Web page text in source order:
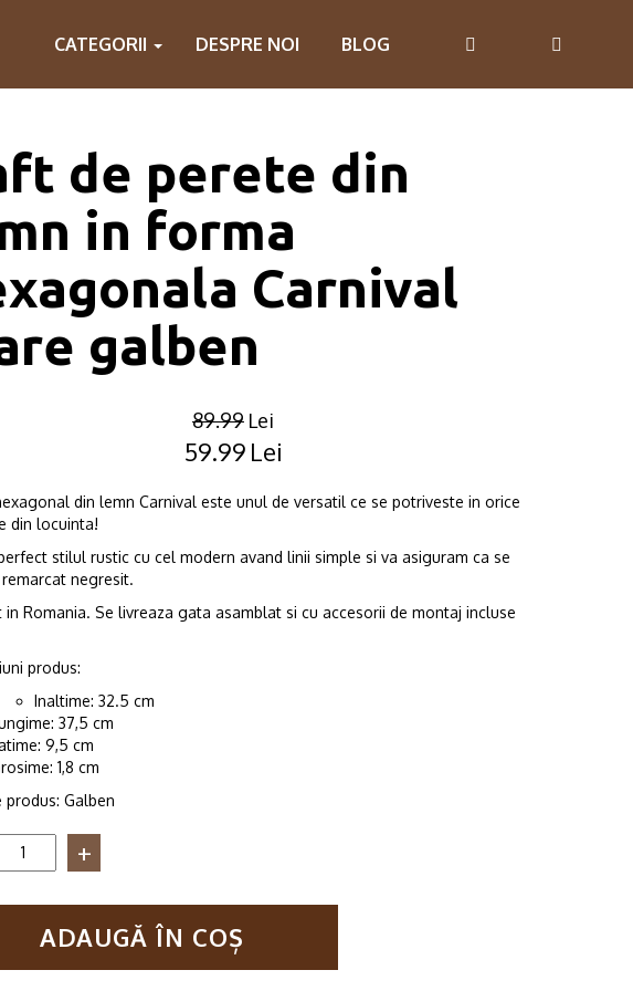
CATEGORII DESPRE NOI BLOG
de perete din
in forma
Carnival
galben
89.99 Lei
Original
was:
59.99 Lei
Current
is:
din lemn Carnival este unul de versatil ce se potriveste in orice
din locuinta!
stilul rustic cu cel modern avand linii simple si va asiguram ca se
negresit.
in Romania. Se livreaza gata asamblat si cu accesorii de montaj incluse
produs:
Inaltime: 32.5 cm
37,5 cm
9,5 cm
1,8 cm
produs: Galben
ADAUGĂ ÎN COȘ